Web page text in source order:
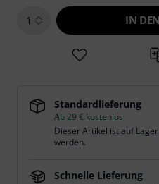
1 IN
Standardlieferung
Ab 29 € kostenlos
Dieser Artikel ist auf
werden.
Schnelle Lieferung